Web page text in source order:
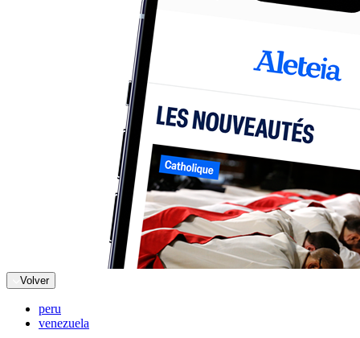
Volver
peru
venezuela